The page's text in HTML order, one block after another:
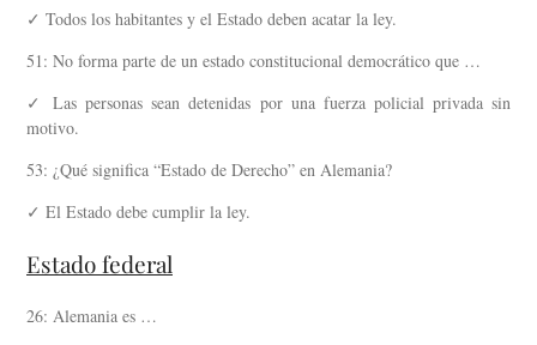
✓ Todos los habitantes y el Estado deben acatar la ley.
51: No forma parte de un estado constitucional democrático que …
✓ Las personas sean detenidas por una fuerza policial privada sin
motivo.
53: ¿Qué significa “Estado de Derecho” en Alemania?
✓ El Estado debe cumplir la ley.
Estado federal
26: Alemania es …